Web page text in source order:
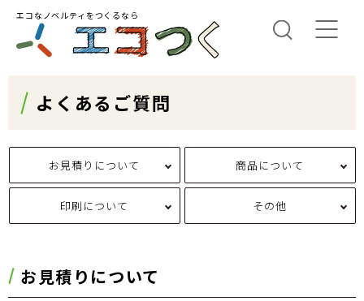
エコなノベルティをつくるなら
よくあるご質問
お見積りについて 商品について
印刷について その他
お見積りについて